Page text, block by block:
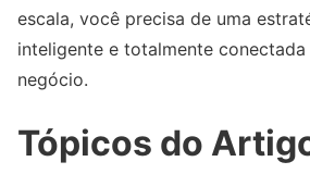
escala, você precisa de uma
inteligente e totalmente
negócio.
Tópicos do